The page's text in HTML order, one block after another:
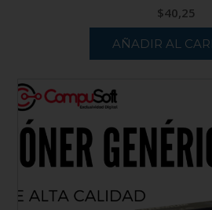
$40,25
AÑADIR AL